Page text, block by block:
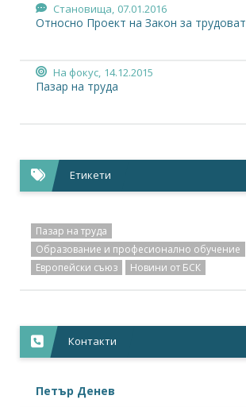
Становища, 07.01.2016
Относно Проект на Закон за
На фокус, 14.12.2015
Пазар на труда
Етикети
Пазар на труда
Образование и професионално обучение
Европейски съюз
Новини от БСК
Контакти
Петър Денев